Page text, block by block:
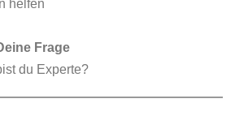
Frage
du Experte?